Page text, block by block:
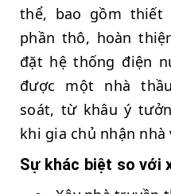
thể, bao gồm
phần thô, hoàn
đặt hệ thống điện
được một nhà
soát, từ khâu ý
khi gia chủ nhận nhà
Sự khác biệt so với